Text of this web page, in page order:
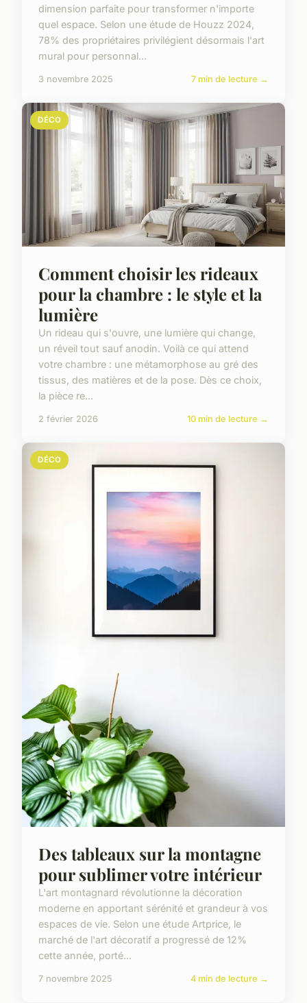
dimension parfaite pour transformer n'importe
quel espace. Selon une étude de Houzz 2024,
78% des propriétaires privilégient désormais l'art
mural pour personnal...
3 novembre 2025 7 min de lecture →
DÉCO
Comment choisir les rideaux
pour la chambre : le style et la
lumière
Un rideau qui s'ouvre, une lumière qui change,
un réveil tout sauf anodin. Voilà ce qui attend
votre chambre : une métamorphose au gré des
tissus, des matières et de la pose. Dès ce choix,
la pièce re...
2 février 2026 10 min de lecture →
DÉCO
Des tableaux sur la montagne
pour sublimer votre intérieur
L'art montagnard révolutionne la décoration
moderne en apportant sérénité et grandeur à vos
espaces de vie. Selon une étude Artprice, le
marché de l'art décoratif a progressé de 12%
cette année, porté...
7 novembre 2025 4 min de lecture →